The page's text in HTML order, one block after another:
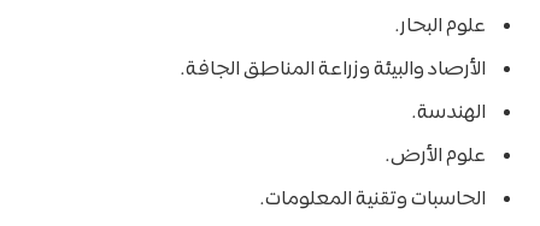
علوم البحار.
الأرصاد والبيئة وزراعة المناطق الجافة.
الهندسة.
علوم الأرض.
الحاسبات وتقنية المعلومات.